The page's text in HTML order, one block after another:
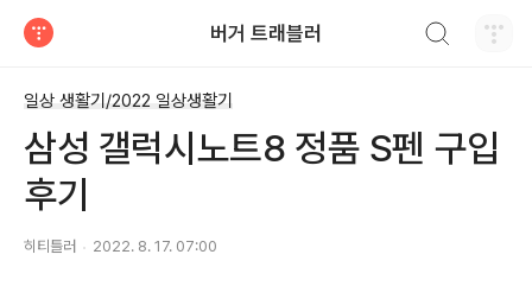
버거 트래블러
일상 생활기/2022 일상생활기
삼성 갤럭시노트8 정품 S펜 구입
후기
히티틀러 2022. 8. 17. 07:00